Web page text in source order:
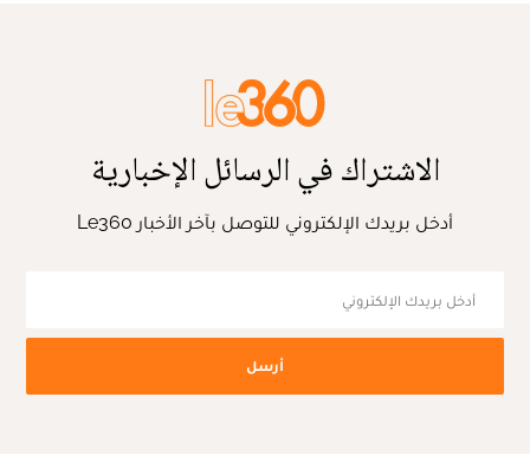
الاشتراك في الرسائل الإخبارية
أدخل بريدك الإلكتروني للتوصل بآخر الأخبار Le360
أرسل